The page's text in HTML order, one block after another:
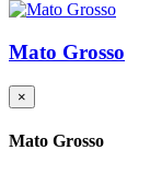
Mato Grosso
×
Mato Grosso